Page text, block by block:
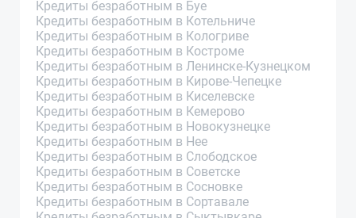
Кредиты безработным в Буе
Кредиты безработным в Котельниче
Кредиты безработным в Кологриве
Кредиты безработным в Костроме
Кредиты безработным в Ленинске-Кузнецком
Кредиты безработным в Кирове-Чепецке
Кредиты безработным в Киселевске
Кредиты безработным в Кемерово
Кредиты безработным в Новокузнецке
Кредиты безработным в Нее
Кредиты безработным в Слободское
Кредиты безработным в Советске
Кредиты безработным в Сосновке
Кредиты безработным в Сортавале